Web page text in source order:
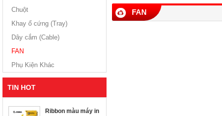
Chuột
Khay ổ cứng (Tray)
Dây cắm (Cable)
FAN
Phụ Kiện Khác
TIN HOT
Ribbon màu máy in
FAN